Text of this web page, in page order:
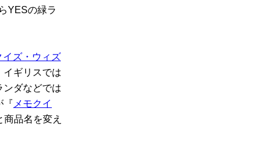
YESの緑ラ
イズ・ウィズ
イギリスでは
ンダなどでは
『 メモクイ
商品名を変え